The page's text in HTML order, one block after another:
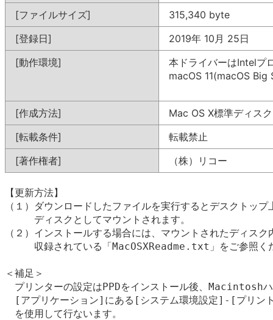
[ファイルサイズ]
315,340 byte
[登録日]
2019年 10月 25日
[動作環境]
本ドライバーはIntelプ
macOS 11(macOS Big
[作成方法]
Mac OS X標準ディス
[転載条件]
転載禁止
[著作権者]
（株）リコー
【更新方法】
（１）ダウンロードしたファイルを実行するとデスクトップ
ディスクとしてマウントされます。
（２）インストールする場合には、マウントされたディスク
収録されている「MacOSXReadme.txt」をご参照く
＜補足＞
プリンターの設定はPPDをインストール後、Macintosh
[アプリケーション]にある[システム環境設定]-[プリン
を使用して行ないます。